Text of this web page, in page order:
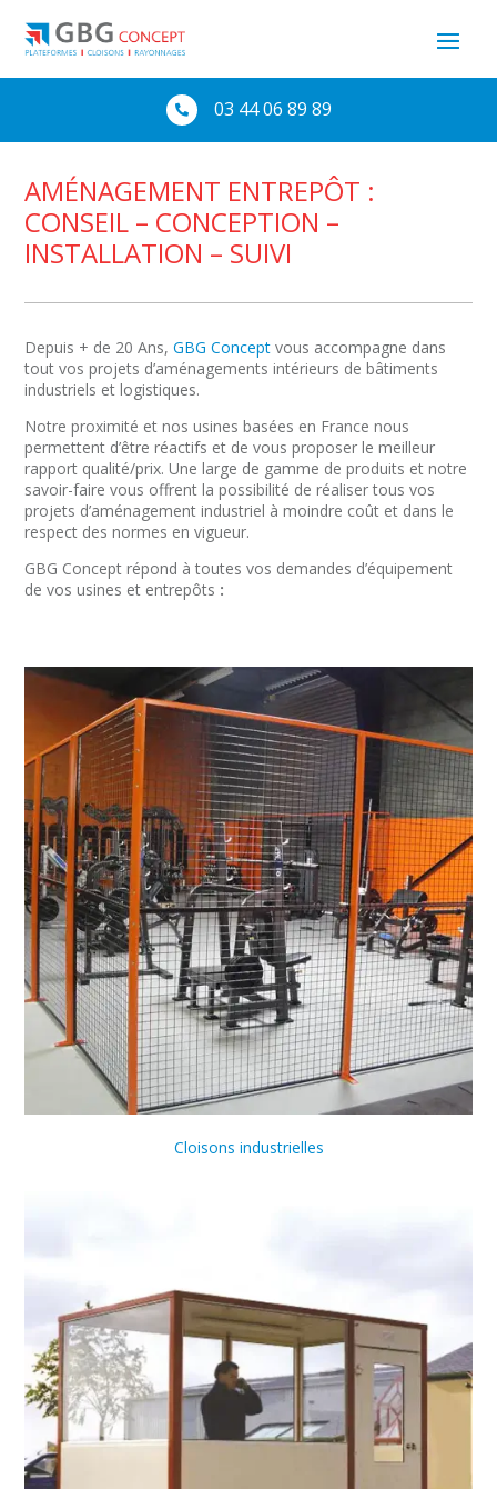
 03 44 06 89 89
AMÉNAGEMENT ENTREPÔT :
CONSEIL – CONCEPTION –
INSTALLATION – SUIVI
Depuis + de 20 Ans,GBG Concept vous accompagne dans
tout vos projets d’aménagements intérieurs de bâtiments
industriels et logistiques.
Notre proximité et nos usines basées en France nous
permettent d’être réactifs et de vous proposer le meilleur
rapport qualité/prix. Une large de gamme de produits et notre
savoir-faire vous offrent la possibilité de réaliser tous vos
projets d’aménagement industriel à moindre coût et dans le
respect des normes en vigueur.
GBG Concept répond à toutes vos demandes d’équipement
de vos usines et entrepôts :
Cloisons industrielles